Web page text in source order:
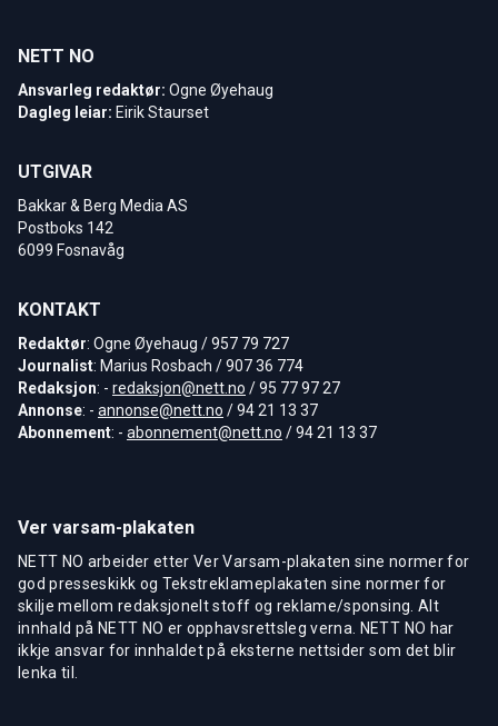
NETT NO
Ansvarleg redaktør: Ogne Øyehaug
Dagleg leiar: Eirik Staurset
UTGIVAR
Bakkar & Berg Media AS
Postboks 142
6099 Fosnavåg
KONTAKT
Redaktør: Ogne Øyehaug / 957 79 727
Journalist: Marius Rosbach / 907 36 774
Redaksjon: - redaksjon@nett.no / 95 77 97 27
Annonse: - annonse@nett.no / 94 21 13 37
Abonnement: - abonnement@nett.no / 94 21 13 37
Ver varsam-plakaten
NETT NO arbeider etter Ver Varsam-plakaten sine normer for
god presseskikk og Tekstreklameplakaten sine normer for
skilje mellom redaksjonelt stoff og reklame/sponsing. Alt
innhald på NETT NO er opphavsrettsleg verna. NETT NO har
ikkje ansvar for innhaldet på eksterne nettsider som det blir
lenka til.